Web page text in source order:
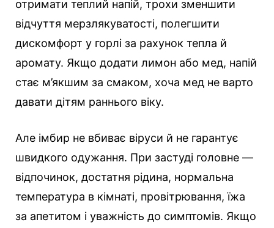
отримати теплий напій, трохи зменшити
відчуття мерзлякуватості, полегшити
дискомфорт у горлі за рахунок тепла й
аромату. Якщо додати лимон або мед, напій
стає м’якшим за смаком, хоча мед не варто
давати дітям раннього віку.
Але імбир не вбиває віруси й не гарантує
швидкого одужання. При застуді головне —
відпочинок, достатня рідина, нормальна
температура в кімнаті, провітрювання, їжа
за апетитом і уважність до симптомів. Якщо